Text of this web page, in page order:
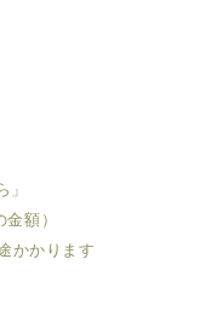
額）
かかります